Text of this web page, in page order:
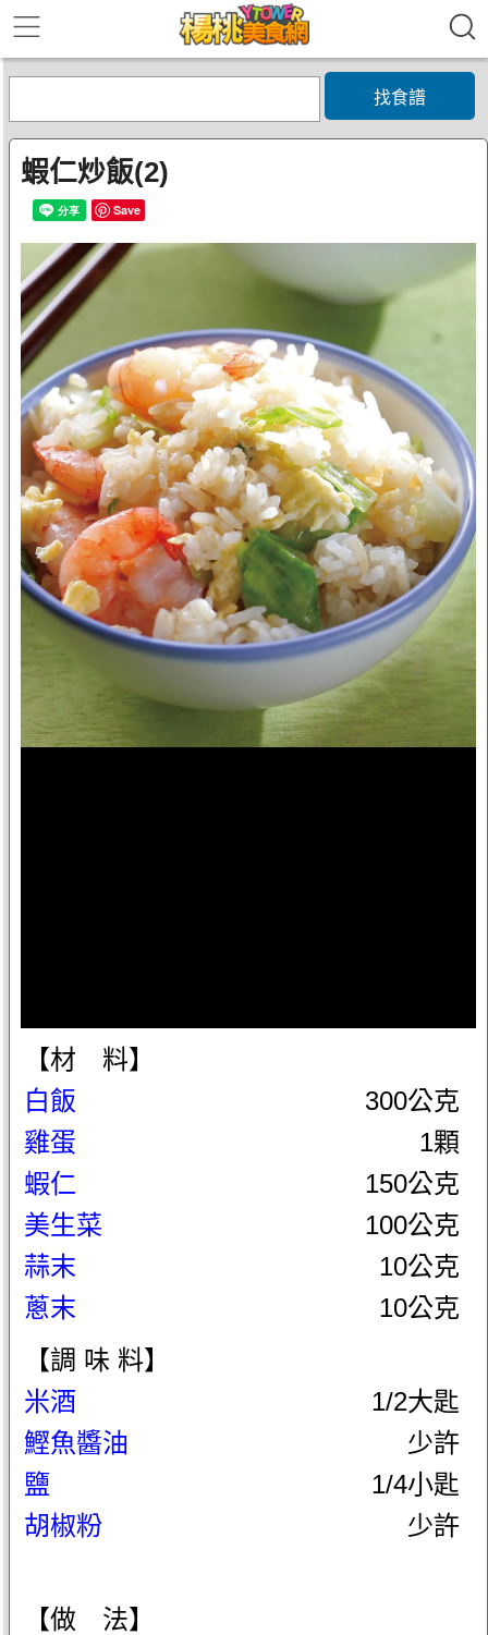
找食譜
蝦仁炒飯(2)
Save
【材 料】
白飯
300公克
雞蛋
1顆
蝦仁
150公克
美生菜
100公克
蒜末
10公克
蔥末
10公克
【調 味 料】
米酒
1/2大匙
鰹魚醬油
少許
鹽
1/4小匙
胡椒粉
少許
【做 法】